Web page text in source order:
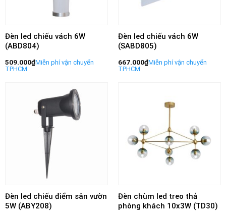
Đèn led chiếu vách 6W
(ABD804)
509.000₫
Đèn led chiếu vách 6W
(SABD805)
667.000₫
Đèn led chiếu điểm sân vườn
5W (ABY208)
Đèn chùm led treo thả
phòng khách 10x3W (TD30)